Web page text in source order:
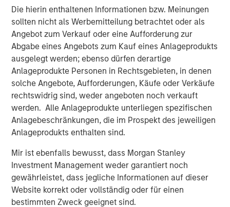
Die hierin enthaltenen Informationen bzw. Meinungen
sollten nicht als Werbemitteilung betrachtet oder als
Angebot zum Verkauf oder eine Aufforderung zur
Abgabe eines Angebots zum Kauf eines Anlageprodukts
ausgelegt werden; ebenso dürfen derartige
Anlageprodukte Personen in Rechtsgebieten, in denen
solche Angebote, Aufforderungen, Käufe oder Verkäufe
rechtswidrig sind, weder angeboten noch verkauft
werden. Alle Anlageprodukte unterliegen spezifischen
Anlagebeschränkungen, die im Prospekt des jeweiligen
Anlageprodukts enthalten sind.
Mir ist ebenfalls bewusst, dass Morgan Stanley
Investment Management weder garantiert noch
gewährleistet, dass jegliche Informationen auf dieser
Website korrekt oder vollständig oder für einen
bestimmten Zweck geeignet sind.
schwächeren US-Dollars.
Wechselkuse, engere Aufschläge und
sinkende Zinsen trieben die Renditen der
Schwellenländeranleihen im 4Q an.
Abbildung 1